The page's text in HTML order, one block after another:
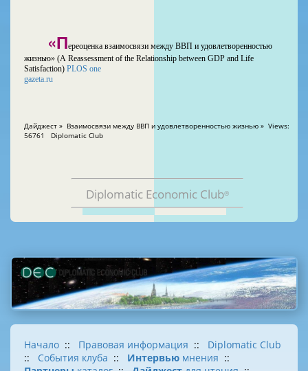
«Переоценка взаимосвязи между ВВП и удовлетворенностью
жизнью» (A Reassessment of the Relationship between GDP and Life
Satisfaction) PLOS one
gazeta.ru
Дайджест » Взаимосвязи между ВВП и удовлетворенностью жизнью » Views:
56761 Diplomatic Club
Diplomatic Economic Club®
Начало :: Правовая информация :: Diplomatic Club
:: События клуба :: Интервью мнения ::